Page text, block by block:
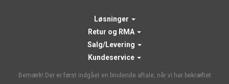
Løsninger
Retur og RMA
Salg/Levering
Kundeservice
Bemærk! Der er først indgået en bindende aftale, når vi har bekræftet